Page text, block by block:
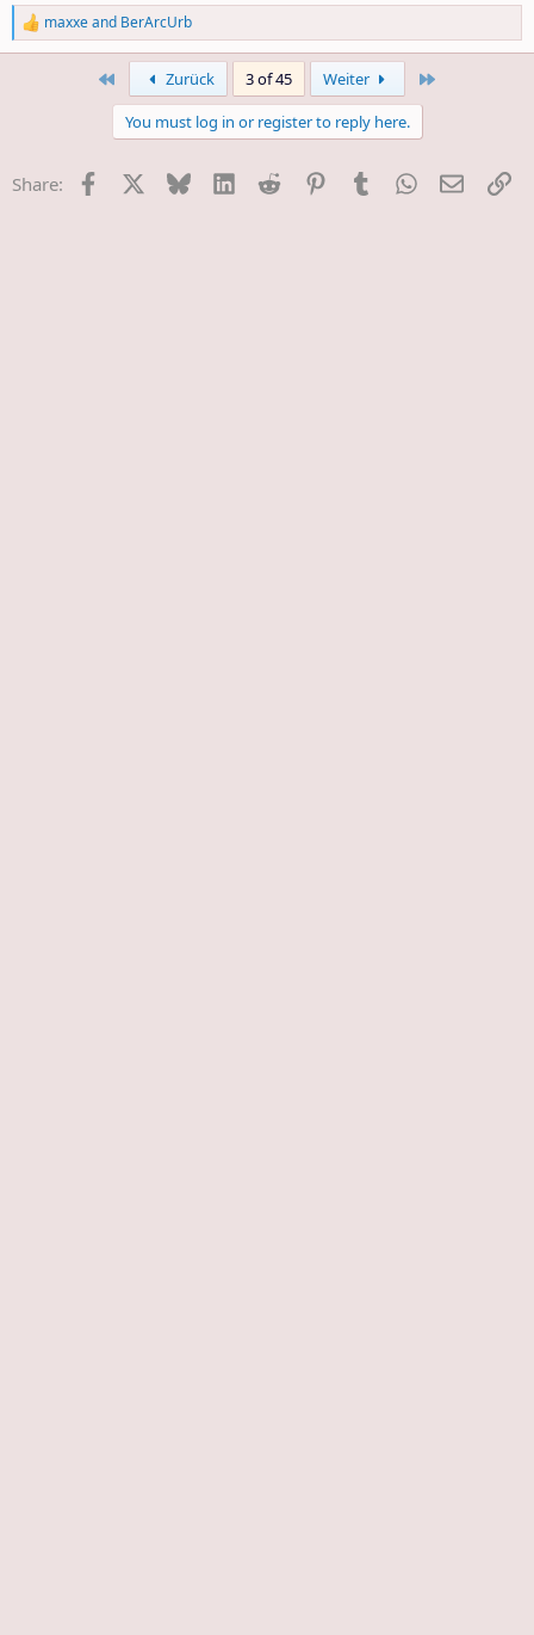
R
e
s
maxxeand BerArcUrb
Zurück 3 of 45 Weiter
You must log in or register to reply here.
Share: Facebook Bluesky LinkedInReddit PinterestTumblrWhatsApp
E-Mail